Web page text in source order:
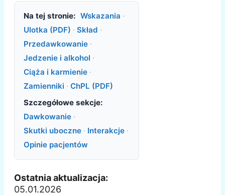
Na tej stronie: Wskazania ·
Ulotka (PDF) · Skład ·
Przedawkowanie ·
Jedzenie i alkohol ·
Ciąża i karmienie ·
Zamienniki · ChPL (PDF)
Szczegółowe sekcje:
Dawkowanie ·
Skutki uboczne · Interakcje ·
Opinie pacjentów
Ostatnia aktualizacja:
05.01.2026